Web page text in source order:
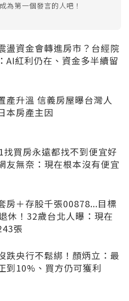
為第一個發言的人吧！
盪資金會轉進房市？台經院
AI紅利仍在、資金多半續留
產升溫 信義房屋曝台灣人
本房產主因
找買房永遠都找不到便宜好
友無奈：現在根本沒有便宜
房＋存股千張00878...目標
休！32歲台北人曝：現在
張
跌央行不鬆綁！顏炳立：最
到10%、買方仍可獲利